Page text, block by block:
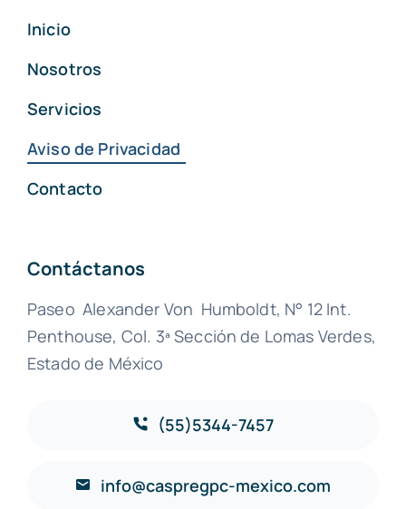
Inicio
Nosotros
Servicios
Aviso de Privacidad
Contacto
Contáctanos
Paseo Alexander Von Humboldt, N° 12 Int.
Penthouse, Col. 3ª Sección de Lomas Verdes,
Estado de México
(55)5344-7457
info@caspregpc-mexico.com